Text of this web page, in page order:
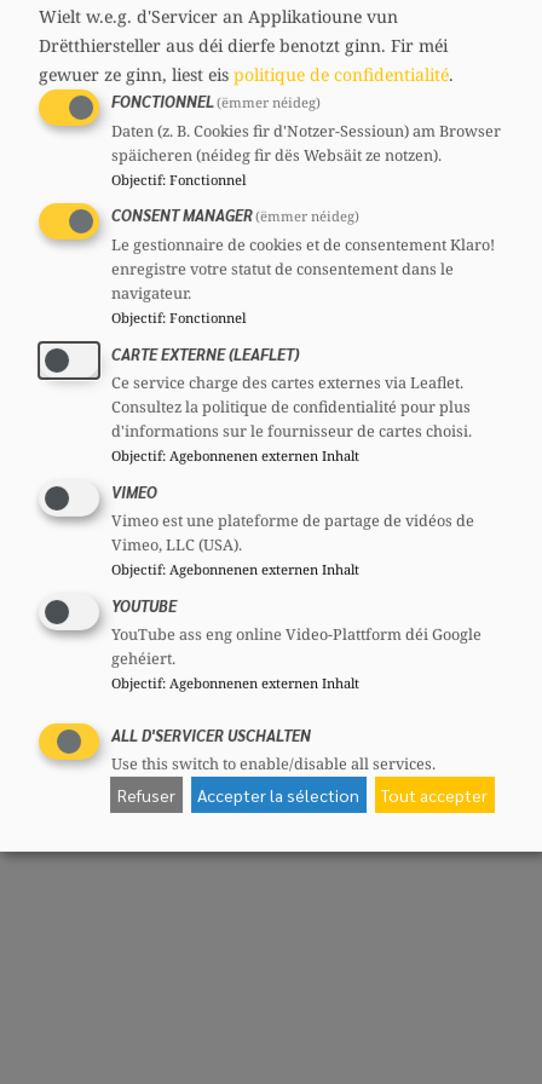
media
links
97 ans
Circonscription : Centre
Section : Stad Lëtzebuerg
Comités
CSSComité national :Invité
Partager
Wielt w.e.g. d'Servicer an Applikatioune vun
Drëtthiersteller aus déi dierfe benotzt ginn. Fir méi
gewuer ze ginn, liest eis politique de confidentialité.
FONCTIONNEL(ëmmer néideg)
Daten (z. B. Cookies fir d'Notzer-Sessioun) am Browser
späicheren (néideg fir dës Websäit ze notzen).
Objectif: Fonctionnel
CONSENT MANAGER(ëmmer néideg)
Le gestionnaire de cookies et de consentement Klaro!
enregistre votre statut de consentement dans le
navigateur.
Objectif: Fonctionnel
CARTE EXTERNE (LEAFLET)
Ce service charge des cartes externes via Leaflet.
Consultez la politique de confidentialité pour plus
d'informations sur le fournisseur de cartes choisi.
Objectif: Agebonnenen externen Inhalt
VIMEO
Vimeo est une plateforme de partage de vidéos de
Vimeo, LLC (USA).
Objectif: Agebonnenen externen Inhalt
YOUTUBE
YouTube ass eng online Video-Plattform déi Google
gehéiert.
Objectif: Agebonnenen externen Inhalt
ALL D'SERVICER USCHALTEN
Use this switch to enable/disable all services.
Refuser Accepter la sélection Tout accepter